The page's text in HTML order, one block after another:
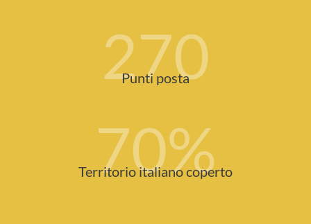
270
Punti posta
70%
Territorio italiano coperto